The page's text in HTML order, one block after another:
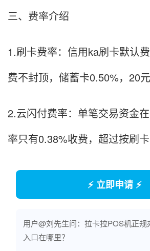
三、费率介绍
1.刷卡费率：信用ka刷卡默认
费不封顶，储蓄卡0.50%，20元
2.云闪付费率：单笔交易资金
率只有0.38%收费，超过按刷卡
⚡ 立即申请 ⚡
用户@刘先生问：拉卡拉POS机正规
入口在哪里？